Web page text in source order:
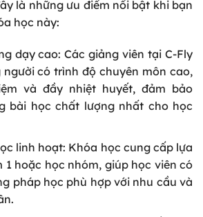
là những ưu điểm nổi bật khi bạn
học này:
dạy cao: Các giảng viên tại C-Fly
người có trình độ chuyên môn cao,
và đầy nhiệt huyết, đảm bảo
bài học chất lượng nhất cho học
linh hoạt: Khóa học cung cấp lựa
1 hoặc học nhóm, giúp học viên có
pháp học phù hợp với nhu cầu và